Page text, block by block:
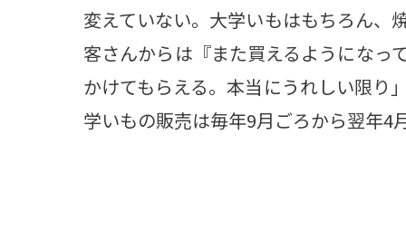
変えていない。大学いもはもちろん、
客さんからは『また買えるようになっ
かけてもらえる。本当にうれしい限り
学いもの販売は毎年9月ごろから翌年4